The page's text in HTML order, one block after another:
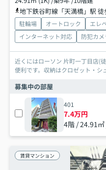
地下鉄谷町線「天満橋」駅 徒
駐輪場 オートロック エレ
インターネット対応
防犯カメ
近くにはローソン 片町一丁目店(
便利です。収納はクロゼット・シ
募集中の部屋
401
7.4万円
4階 / 24.91㎡
賃貸マンション